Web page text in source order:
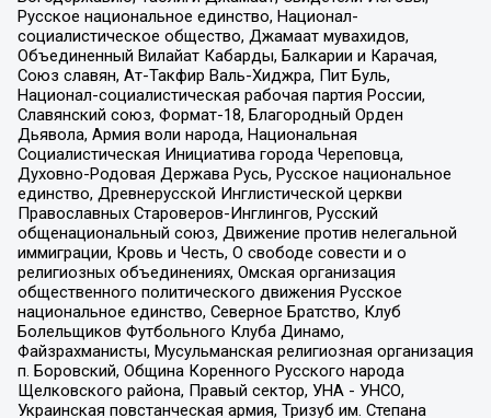
Русское национальное единство, Национал-
социалистическое общество, Джамаат мувахидов,
Объединенный Вилайат Кабарды, Балкарии и Карачая,
Союз славян, Ат-Такфир Валь-Хиджра, Пит Буль,
Национал-социалистическая рабочая партия России,
Славянский союз, Формат-18, Благородный Орден
Дьявола, Армия воли народа, Национальная
Социалистическая Инициатива города Череповца,
Духовно-Родовая Держава Русь, Русское национальное
единство, Древнерусской Инглистической церкви
Православных Староверов-Инглингов, Русский
общенациональный союз, Движение против нелегальной
иммиграции, Кровь и Честь, О свободе совести и о
религиозных объединениях, Омская организация
общественного политического движения Русское
национальное единство, Северное Братство, Клуб
Болельщиков Футбольного Клуба Динамо,
Файзрахманисты, Мусульманская религиозная организация
п. Боровский, Община Коренного Русского народа
Щелковского района, Правый сектор, УНА - УНСО,
Украинская повстанческая армия, Тризуб им. Степана